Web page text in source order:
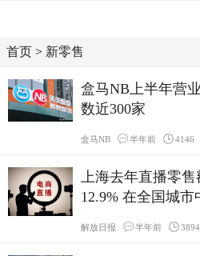
首页 > 新零售
盒马NB上半年营
数近300家
盒马NB 半年前 4146
上海去年直播零
12.9% 在全国城
解放日报 半年前 3894